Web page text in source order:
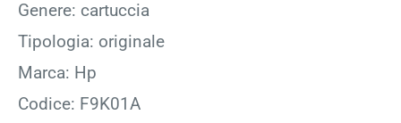
Genere: cartuccia
Tipologia: originale
Marca: Hp
Codice: F9K01A